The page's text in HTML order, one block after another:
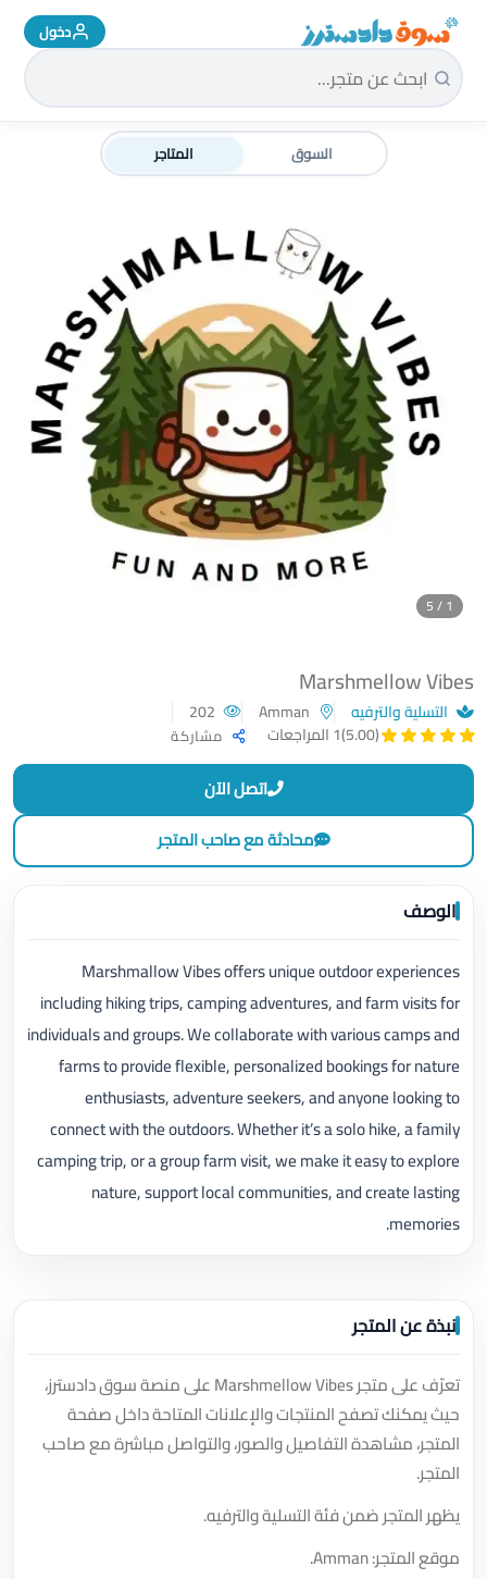
سوق دادسترز الرئيسية دخول
السوق المتاجر
Marshmellow Vibes
التسلية والترفيه
(5.00)
1 المراجعات مشاركة
1 / 5
اتصل الآن
محادثة مع صاحب المتجر
الوصف
Marshmallow Vibes offers unique outdoor experiences
including hiking trips, camping adventures, and farm visits for
individuals and groups. We collaborate with various camps and
farms to provide flexible, personalized bookings for nature
enthusiasts, adventure seekers, and anyone looking to
connect with the outdoors. Whether it’s a solo hike, a family
camping trip, or a group farm visit, we make it easy to explore
nature, support local communities, and create lasting
memories.
نبذة عن المتجر
تعرّف على متجر Marshmellow Vibes على منصة سوق دادسترز،
حيث يمكنك تصفح المنتجات والإعلانات المتاحة داخل صفحة
المتجر، مشاهدة التفاصيل والصور، والتواصل مباشرة مع صاحب
المتجر.
يظهر المتجر ضمن فئة التسلية والترفيه.
موقع المتجر: Amman.